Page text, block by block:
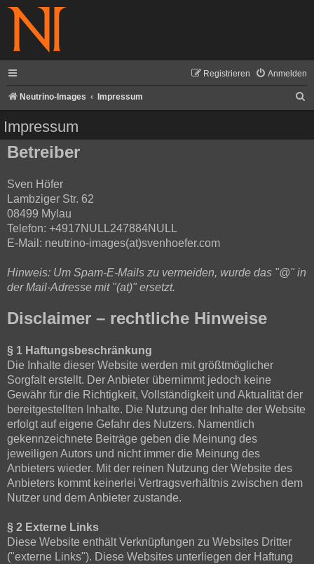
Anmelden
Registrieren
Neutrino-Images Impressum
Impressum
Betreiber
Sven Höfer
Lambziger Str. 62
08499 Mylau
Telefon: +4917NULL247884NULL
E-Mail: neutrino-images(at)svenhoefer.com
Hinweis: Um Spam-E-Mails zu vermeiden, wurde das "@" in
der Mail-Adresse mit "(at)" ersetzt.
Disclaimer – rechtliche Hinweise
§ 1 Haftungsbeschränkung
Die Inhalte dieser Website werden mit größtmöglicher
Sorgfalt erstellt. Der Anbieter übernimmt jedoch keine
Gewähr für die Richtigkeit, Vollständigkeit und Aktualität der
bereitgestellten Inhalte. Die Nutzung der Inhalte der Website
erfolgt auf eigene Gefahr des Nutzers. Namentlich
gekennzeichnete Beiträge geben die Meinung des
jeweiligen Autors und nicht immer die Meinung des
Anbieters wieder. Mit der reinen Nutzung der Website des
Anbieters kommt keinerlei Vertragsverhältnis zwischen dem
Nutzer und dem Anbieter zustande.
§ 2 Externe Links
Diese Website enthält Verknüpfungen zu Websites Dritter
("externe Links"). Diese Websites unterliegen der Haftung